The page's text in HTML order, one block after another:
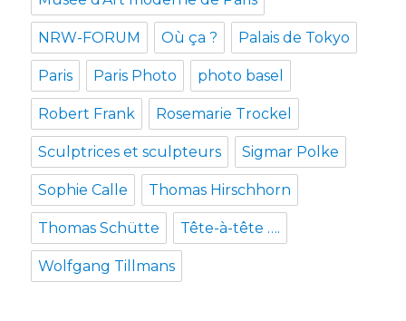
NRW-FORUM Où ça ? Palais de Tokyo
Paris Paris Photo photo basel
Robert Frank Rosemarie Trockel
Sculptrices et sculpteurs Sigmar Polke
Sophie Calle Thomas Hirschhorn
Thomas Schütte Tête-à-tête ….
Wolfgang Tillmans